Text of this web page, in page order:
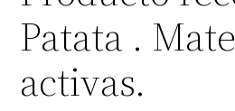
Patata .
activas.